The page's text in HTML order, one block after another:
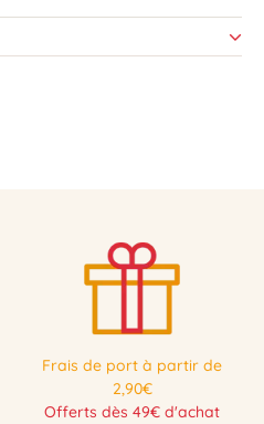
Frais de port à partir de
2,90€
Offerts dès 49€ d'achat